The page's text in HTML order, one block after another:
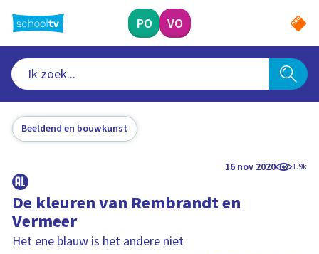
naar
hoofdinhoud
PO VO
Beeldend en bouwkunst
16 nov 2020 1.9k
De kleuren van Rembrandt en
Vermeer
Het ene blauw is het andere niet